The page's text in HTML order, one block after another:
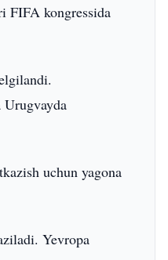
FIFA kongressida
uchun yagona
Yevropa